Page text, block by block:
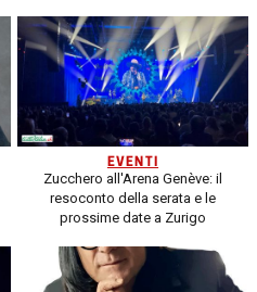
EVENTI
Zucchero all'Arena Genève: il
resoconto della serata e le
prossime date a Zurigo